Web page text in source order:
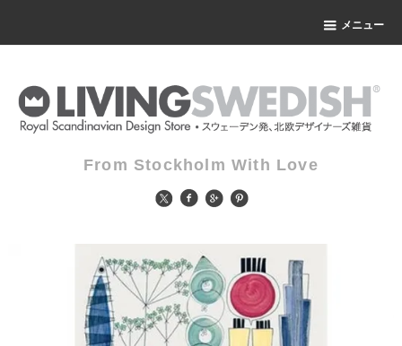
メニュー
From Stockholm With Love